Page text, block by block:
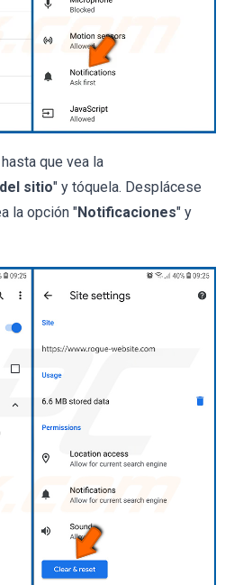
que vea la
sitio" y tóquela. Desplácese
la opción "Notificaciones" y